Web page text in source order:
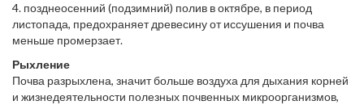
4. позднеосенний (подзимний) полив в октябре, в период
листопада, предохраняет древесину от иссушения и почва
меньше промерзает.
Рыхление
Почва разрыхлена, значит больше воздуха для дыхания корней
и жизнедеятельности полезных почвенных микроорганизмов,